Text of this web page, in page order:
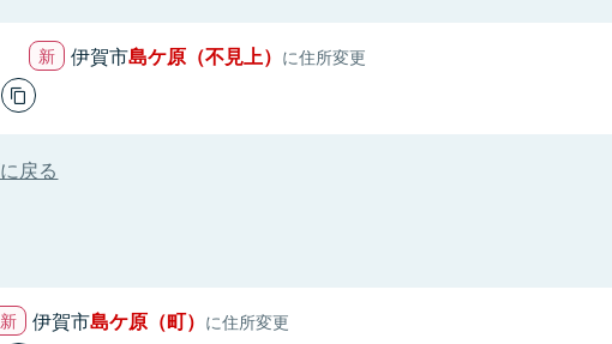
伊賀市島ケ原（不見上） に住所変更
戻る
伊賀市島ケ原（町） に住所変更